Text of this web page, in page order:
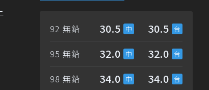
92 無鉛 30.5 30.5
95 無鉛 32.0 32.0
98 無鉛 34.0 34.0